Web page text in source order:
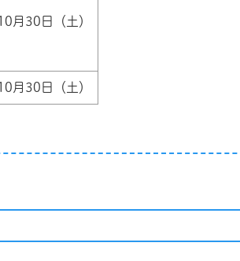
月30日（土）
月30日（土）